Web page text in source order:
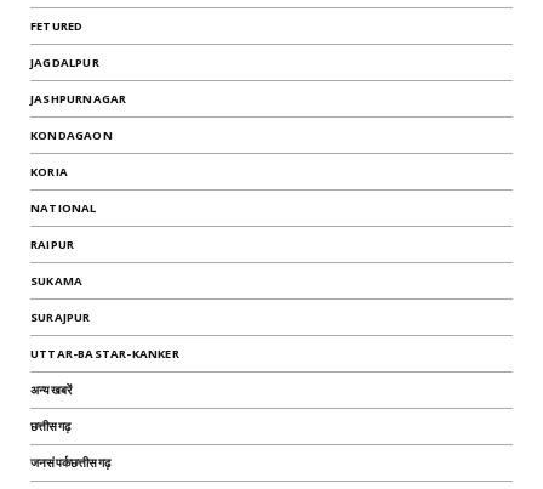
FETURED
JAGDALPUR
JASHPURNAGAR
KONDAGAON
KORIA
NATIONAL
RAIPUR
SUKAMA
SURAJPUR
UTTAR-BASTAR-KANKER
अन्यखबरें
छत्तीसगढ़
जनसंपर्कछत्तीसगढ़